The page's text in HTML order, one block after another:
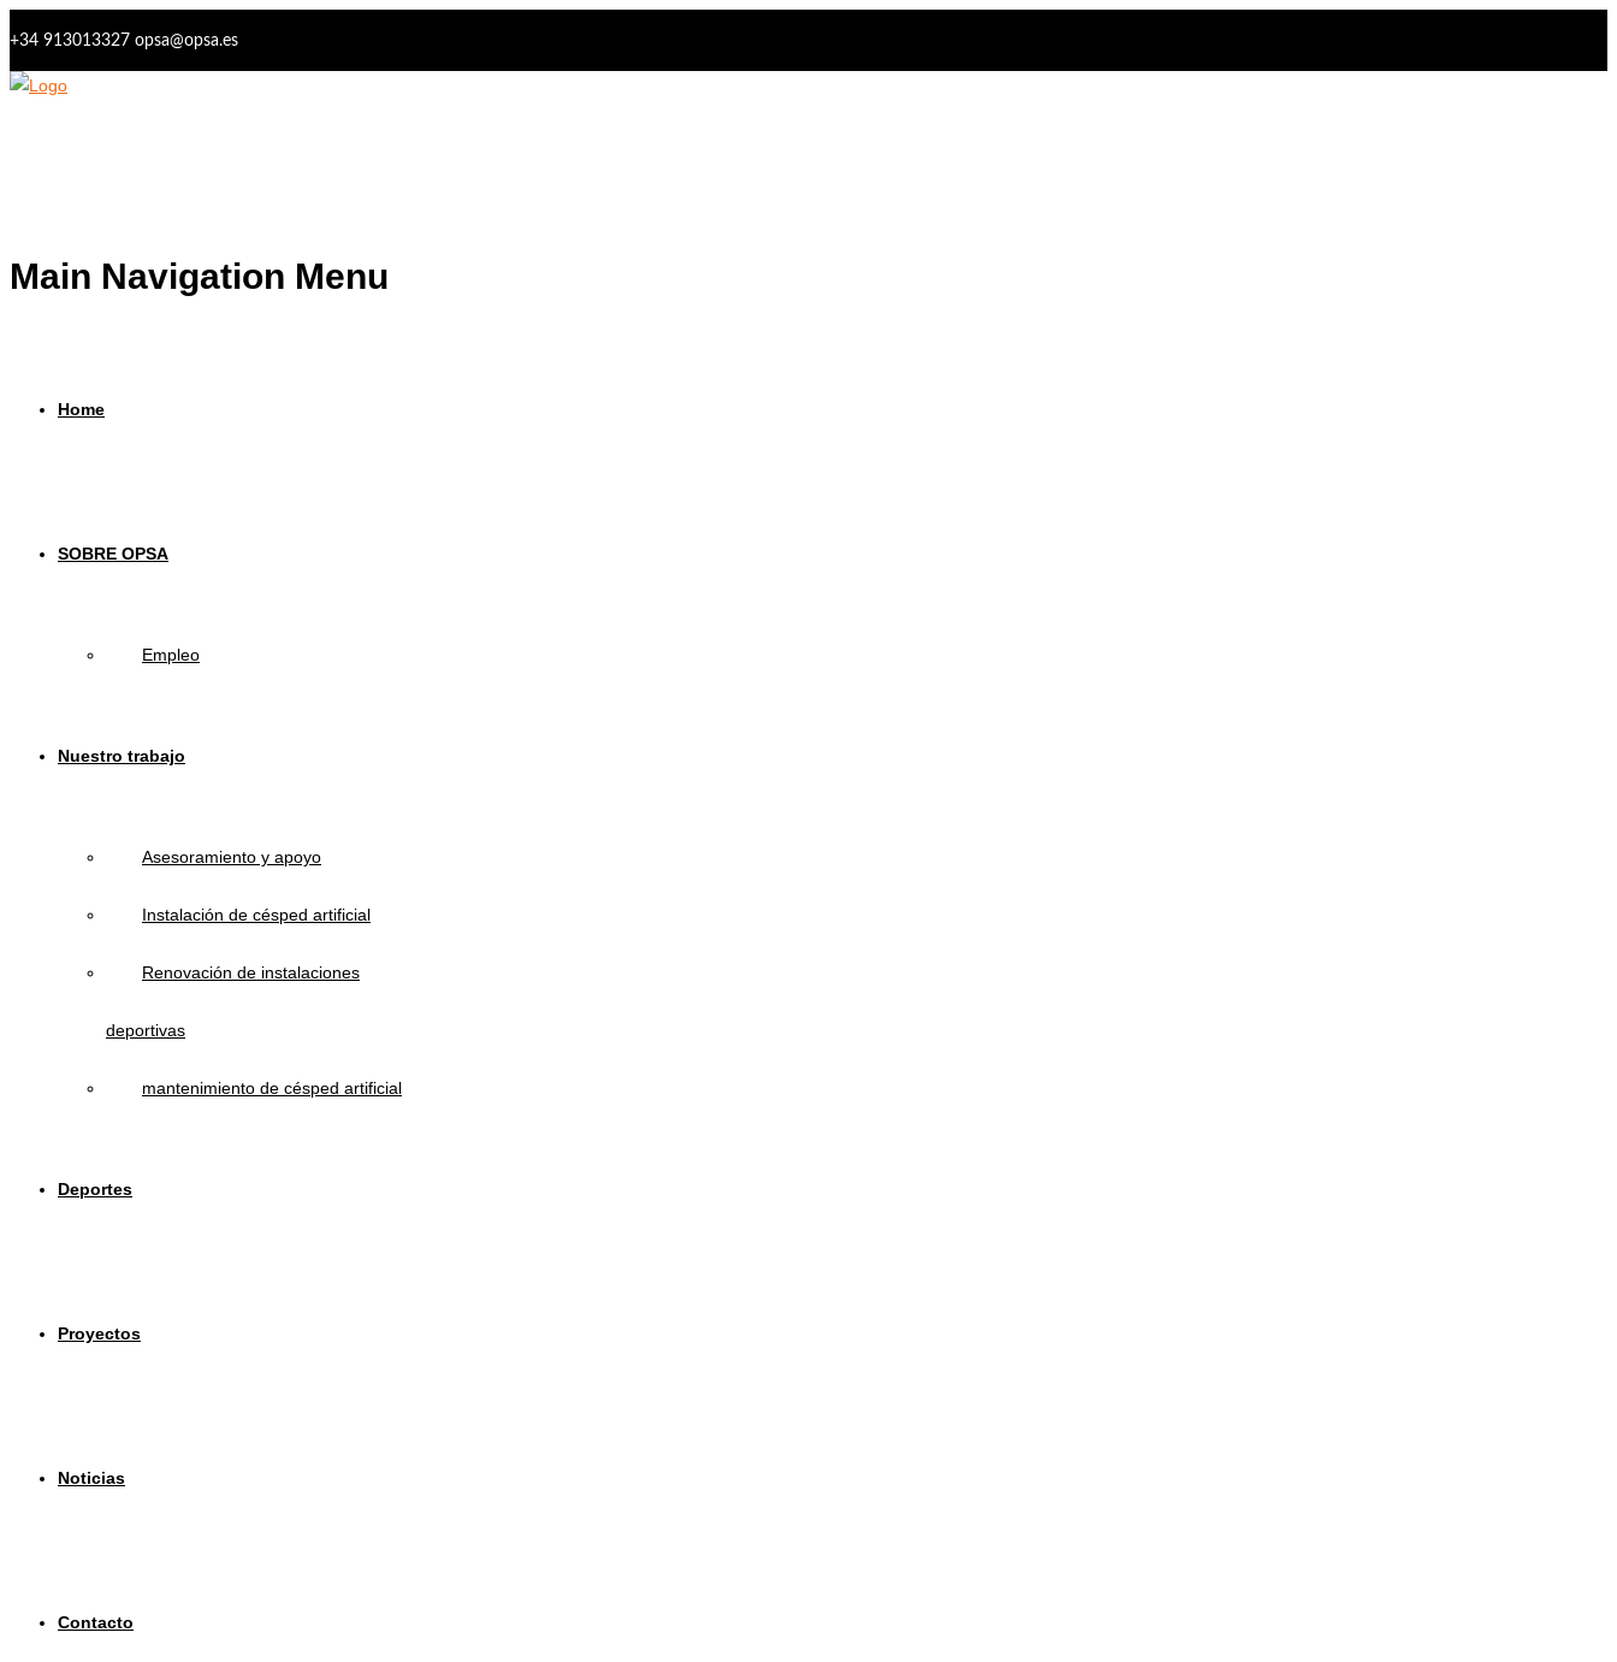
+34 913013327 opsa@opsa.es
Main Navigation Menu
Home
SOBRE OPSA
Empleo
Nuestro trabajo
Asesoramiento y apoyo
Instalación de césped artificial
Renovación de instalaciones
deportivas
mantenimiento de césped artificial
Deportes
Proyectos
Noticias
Contacto